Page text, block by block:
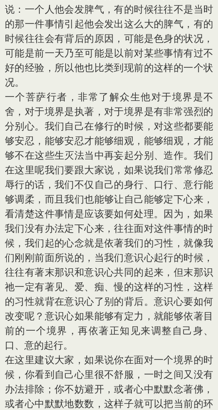
说：一个人他会发脾气，有的时候往往不是当时
的那一件事情引起他会发出这么大的脾气，有的
时候往往会有背后的原因，可能是色身的状况，
可能是前一天乃至可能是以前对某些事情有过不
好的经验，所以他也比类到现前的这样的一个状
况。
一个菩萨行者，非常了解众生他对于境界是不
舍，对于境界是执著，对于境界是有非常强烈的
分别心。我们自己在修行的时候，对这些都要能
够安忍，能够安忍才能够细观，能够细观，才能
够不在这些生灭法当中再妄起分别、造作。我们
在这里呢我们要跟大家说，如果说我们常常修忍
辱行的话，我们不仅自己的身行、口行、意行能
够调柔，而且我们也能够让自己能够定下心来，
看清楚这件事情是应该要如何处理。因为，如果
我们没有办法定下心来，往往面对这件事情的时
候，我们起的心念就是依著我们的习性，就像我
们刚刚前面所说的，当我们意识心起行的时候，
往往有著末那识和意识心共同的起来，但末那识
祂一定有著见、爱、痴、慢的这样的习性，这样
的习性就背在意识心了别的背后。意识心要如何
改变呢？意识心如果能够有定力，就能够依著目
前的一个境界，再依著正知见来调整自己身、
口、意的起行。
在这里建议大家，如果说你在面对一个境界的时
候，你看到自己心里很不舒服，一时之间又没有
办法排除；你不妨避开，或者心中默默念著佛，
或者心中默默地数数，这样子就可以把当前的环